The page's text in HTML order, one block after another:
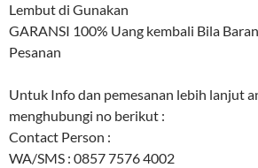
Lembut di Gunakan
GARANSI 100% Uang kembali Bila
Pesanan
Untuk Info dan pemesanan lebih lanjut
menghubungi no berikut :
Contact Person :
WA/SMS : 0857 7576 4002